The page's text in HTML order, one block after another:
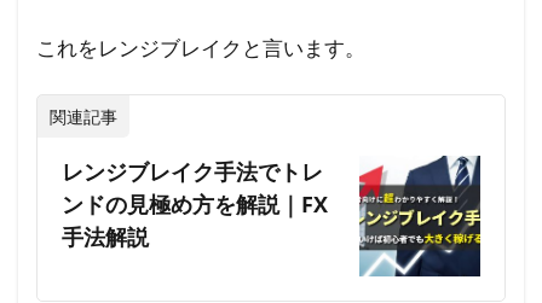
これをレンジブレイクと言います。
関連記事
レンジブレイク手法でトレ
ンドの見極め方を解説｜FX
手法解説